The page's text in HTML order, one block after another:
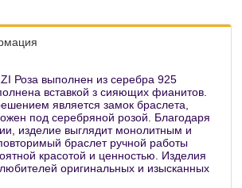
Роза выполнен из серебра 925
вставкой з сияющих фианитов.
является замок браслета,
под серебряной розой. Благодаря
изделие выглядит монолитным и
браслет ручной работы
красотой и ценностью. Изделия
оригинальных и изысканных